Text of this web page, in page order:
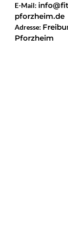
E-Mail:
pforzheim.de
Adresse:
Pforzheim